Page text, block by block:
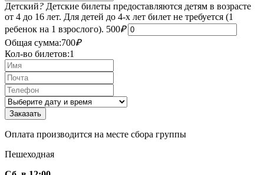
Детский? Детские билеты предоставляются детям в возрасте
от 4 до 16 лет. Для детей до 4-х лет билет не требуется (1
ребенок на 1 взрослого). 500₽
Общая сумма:700₽
Кол-во билетов:1
Оплата производится на месте сбора группы
Пешеходная